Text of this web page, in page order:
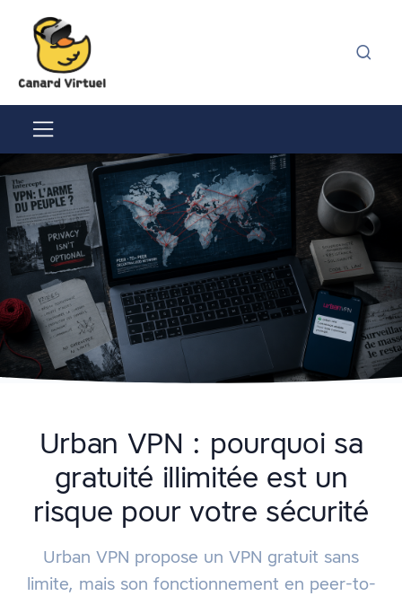
Urban VPN : pourquoi sa
gratuité illimitée est un
risque pour votre sécurité
Urban VPN propose un VPN gratuit sans
limite, mais son fonctionnement en peer-to-